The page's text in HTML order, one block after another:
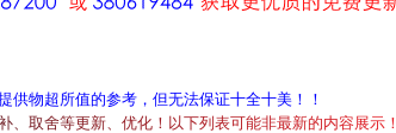
供物超所值的参考，但无法保证十全十美！！
、 取舍等更新、 优化 ！ 以下列 表可能非最新的内容展示 ！